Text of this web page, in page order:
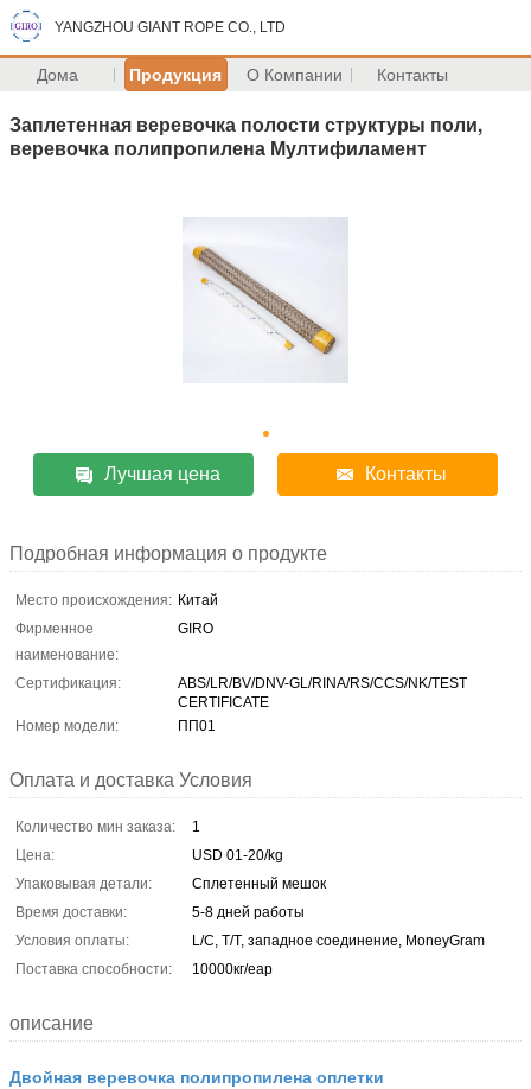
YANGZHOU GIANT ROPE CO., LTD
Дома Продукция О Компании Контакты
Заплетенная веревочка полости структуры поли,
веревочка полипропилена Мултифиламент
Лучшая цена Контакты
Подробная информация о продукте
Место происхождения: Китай
Фирменное
наименование:
GIRO
Сертификация:
ABS/LR/BV/DNV-GL/RINA/RS/CCS/NK/TEST
CERTIFICATE
Номер модели:
ПП01
Оплата и доставка Условия
Количество мин заказа:
1
Цена:
USD 01-20/kg
Упаковывая детали:
Сплетенный мешок
Время доставки:
5-8 дней работы
Условия оплаты:
L/C, T/T, западное соединение, MoneyGram
Поставка способности:
10000кг/еар
описание
Двойная веревочка полипропилена оплетки